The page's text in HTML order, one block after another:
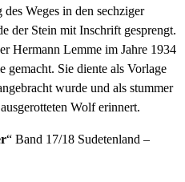
Weges in den sechziger
der Stein mit Inschrift gesprengt.
Hermann Lemme im Jahre 1934
gemacht. Sie diente als Vorlage
wurde und als stummer
Wolf erinnert.
“ Band 17/18 Sudetenland –